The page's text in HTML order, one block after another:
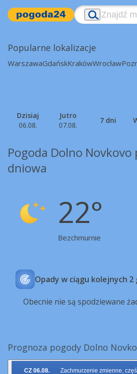
Popularne lokalizacje
WarszawaGdańskKrakówWrocław
Dzisiaj
06.08.
Jutro
07.08.
7 dni
Pogoda Dolno Novkovo
dniowa
22°
Bezchmurnie
Opady w ciągu kolejnych 2
Obecnie nie są spodziewane
Prognoza pogody Dolno
CZ 06.08.
Zachmurzenie zmienne,